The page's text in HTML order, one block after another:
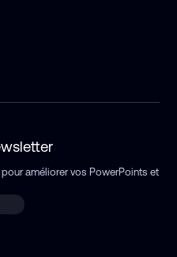
améliorer vos PowerPointset